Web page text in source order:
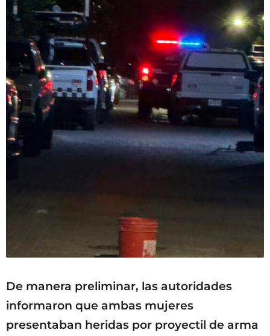
De manera preliminar, las autoridades
informaron que ambas mujeres
presentaban heridas por proyectil de arma